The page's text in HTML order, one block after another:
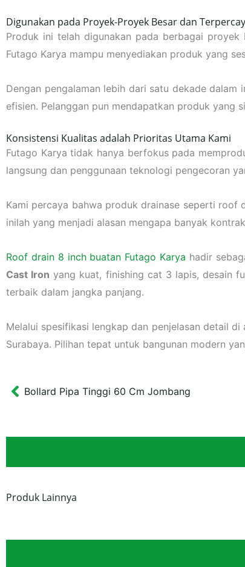
Digunakan pada Proyek-Proyek Besar dan
Produk ini telah digunakan pada berbagai
Futago Karya mampu menyediakan produk yang
Dengan pengalaman lebih dari satu dekade
efisien. Pelanggan pun mendapatkan produk yang
Konsistensi Kualitas adalah Prioritas Utama Kami
Futago Karya tidak hanya berfokus pada
langsung dan penggunaan teknologi pengecoran
Kami percaya bahwa produk drainase seperti roof
inilah yang menjadi alasan mengapa banyak
Roof drain 8 inch buatan Futago Karya hadir
Cast Iron yang kuat, finishing cat 3 lapis, desain
terbaik dalam jangka panjang.
Melalui spesifikasi lengkap dan penjelasan detail
Surabaya. Pilihan tepat untuk bangunan modern
Prev
Bollard Pipa Tinggi 60 Cm Jombang
Produk Lainnya